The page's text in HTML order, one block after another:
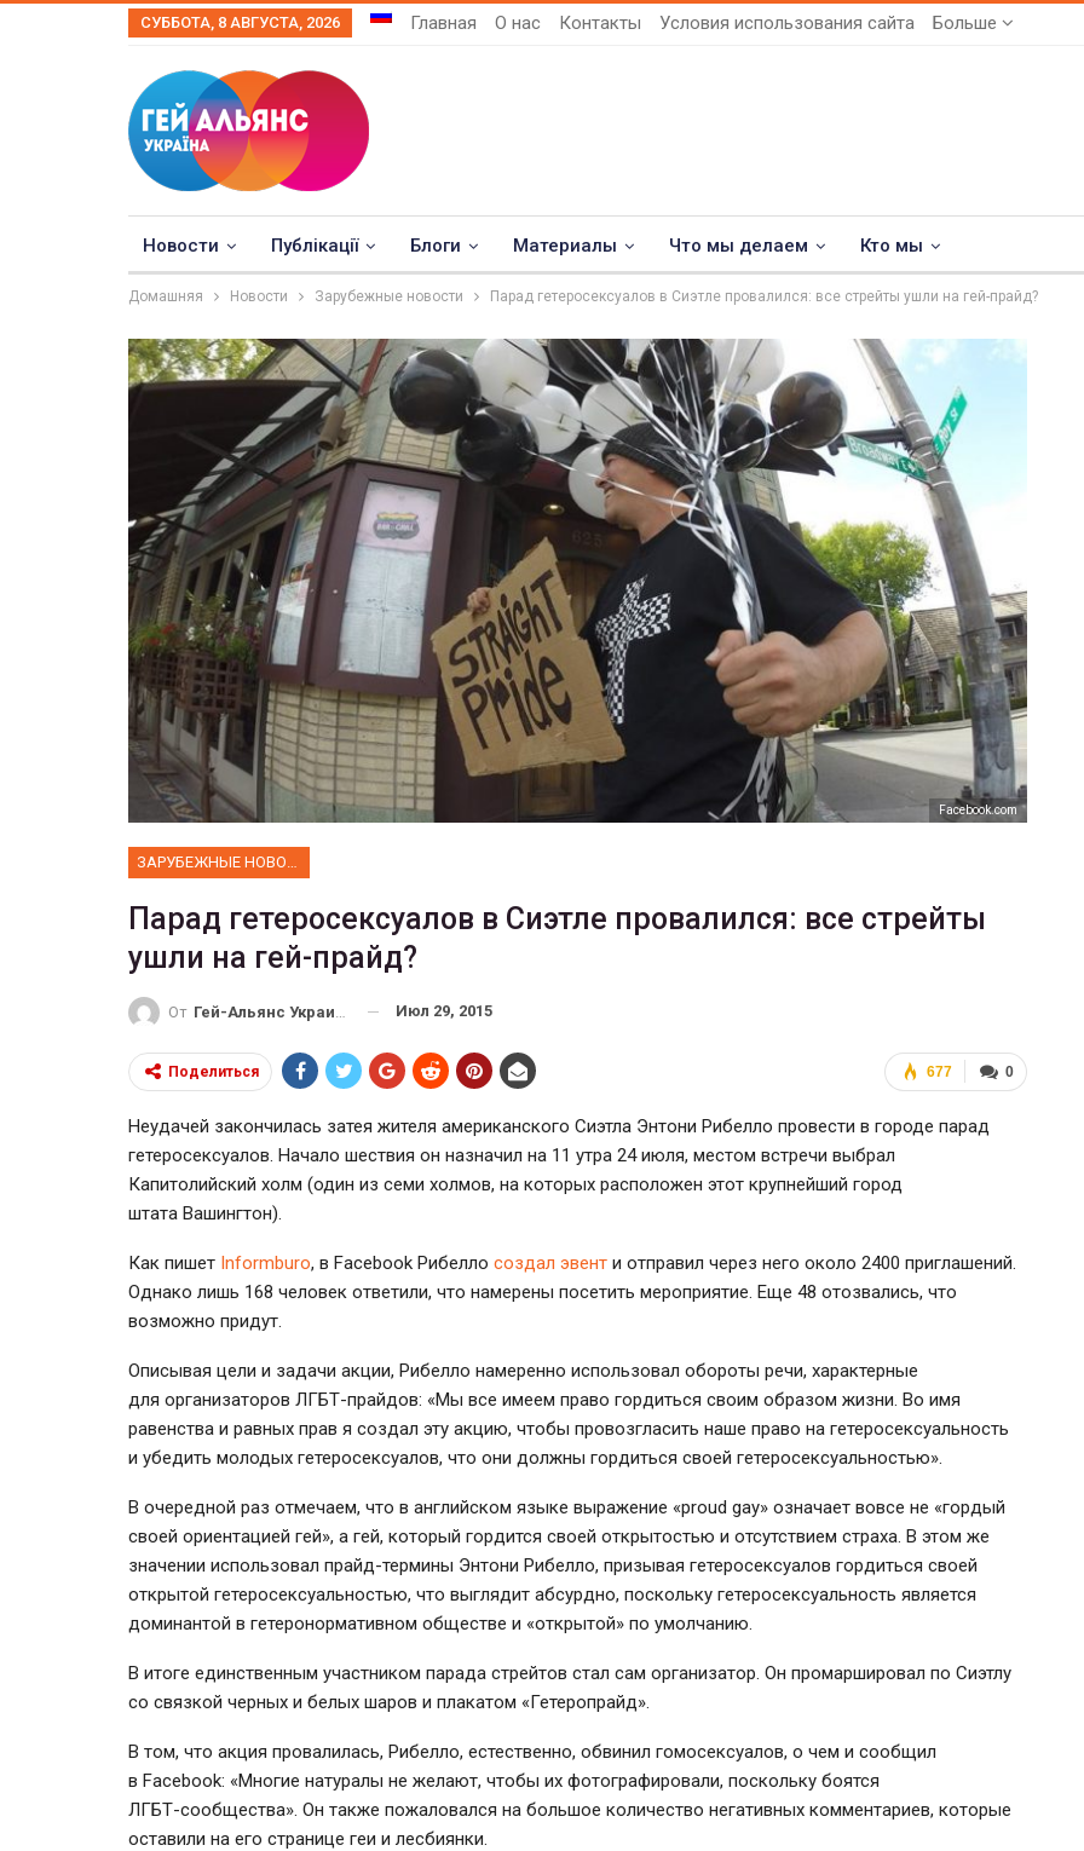
СУББОТА, 8 АВГУСТА, 2026 Главная О нас Контакты Условия использования сайта Больше
Новости Публікації Блоги Материалы Что мы делаем Кто мы
Домашняя Новости Зарубежные новости Парад гетеросексуалов в Сиэтле провалился: все стрейты ушли на гей-прайд?
Facebook.com
ЗАРУБЕЖНЫЕ НОВОСТИ
Парад гетеросексуалов в Сиэтле провалился: все стрейты
ушли на гей-прайд?
От Гей-Альянс Украина Июл 29, 2015
0
677
Поделиться
Неудачей закончилась затея жителя американского Сиэтла Энтони Рибелло провести в городе парад
гетеросексуалов. Начало шествия он назначил на 11 утра 24 июля, местом встречи выбрал
Капитолийский холм (один из семи холмов, на которых расположен этот крупнейший город
штата Вашингтон).
Как пишет Informburo, в Facebook Рибелло создал эвент и отправил через него около 2400 приглашений.
Однако лишь 168 человек ответили, что намерены посетить мероприятие. Еще 48 отозвались, что
возможно придут.
Описывая цели и задачи акции, Рибелло намеренно использовал обороты речи, характерные
для организаторов ЛГБТ-прайдов: «Мы все имеем право гордиться своим образом жизни. Во имя
равенства и равных прав я создал эту акцию, чтобы провозгласить наше право на гетеросексуальность
и убедить молодых гетеросексуалов, что они должны гордиться своей гетеросексуальностью».
В очередной раз отмечаем, что в английском языке выражение «proud gay» означает вовсе не «гордый
своей ориентацией гей», а гей, который гордится своей открытостью и отсутствием страха. В этом же
значении использовал прайд-термины Энтони Рибелло, призывая гетеросексуалов гордиться своей
открытой гетеросексуальностью, что выглядит абсурдно, поскольку гетеросексуальность является
доминантой в гетеронормативном обществе и «открытой» по умолчанию.
В итоге единственным участником парада стрейтов стал сам организатор. Он промаршировал по Сиэтлу
со связкой черных и белых шаров и плакатом «Гетеропрайд».
В том, что акция провалилась, Рибелло, естественно, обвинил гомосексуалов, о чем и сообщил
в Facebook: «Многие натуралы не желают, чтобы их фотографировали, поскольку боятся
ЛГБТ-сообщества». Он также пожаловался на большое количество негативных комментариев, которые
оставили на его странице геи и лесбиянки.
ФОТО
Военнослужащие-трансгендеры
ГЕЙ-АЛЬЯНС УКРАИНА Июл 27, 2017 0
ФОТО
В Берлине отпраздновали
легализацию гей-браков
ГЕЙ-АЛЬЯНС УКРАИНА Июл 2, 2017 0